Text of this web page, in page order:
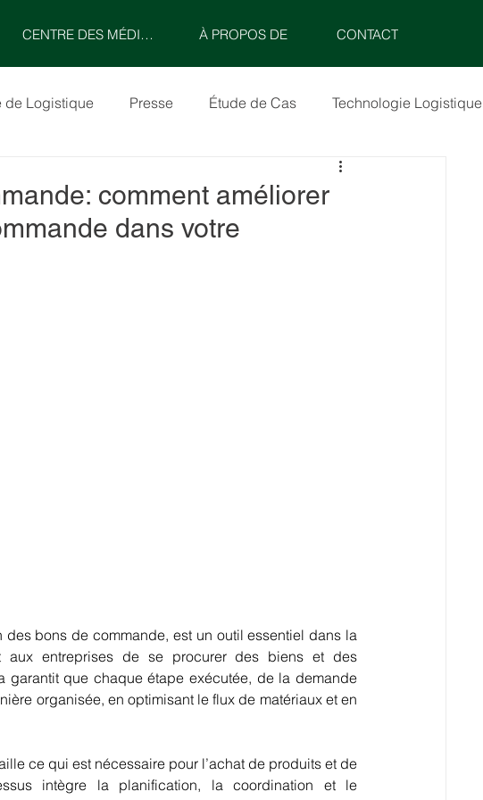
À PROPOS DE CONTACT
CENTRE DES MÉDIAS
de Logistique Presse Étude de Cas Technologie Logistique
comment améliorer
dans votre
des bons de commande, est un outil essentiel dans la
aux entreprises de se procurer des biens et des
garantit que chaque étape exécutée, de la demande
organisée, en optimisant le flux de matériaux et en
ce qui est nécessaire pour l’achat de produits et de
intègre la planification, la coordination et le